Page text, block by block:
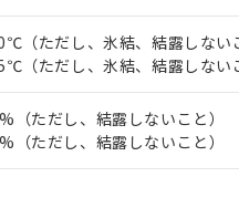
（ただし、氷結、結露しない
（ただし、氷結、結露しない
（ただし、結露しないこと）
（ただし、結露しないこと）
いただき、同意のうえご利用く
当社制御機器事業取扱商品の
標準価格照会結果は、記載し
された時点での実際の在庫お
および標準価格はお客様のお
：
銀(Hg) 1000ppm以下、 カドミウム(Cd)
以下、ポリ臭化ビフェニル類(PBB)
、フタル酸ジイソブチル (DIBP)
監視および制御機器に対する適用除外項
含有率が中国RoHSの基準値
。当社販売部門へお問い合わせ
値 (GB/T26572)：
銀) : 1000ppm、 Cd(カドミウム) :
、 PBBs(ポリ臭化ビフェニル類) :
1000ppm、 DIBP(フタル酸ジイソブチ
貴社製品のうち、外国為替お
を破棄する場合は、完全に破
を、核兵器、ミサイル、化学
いたしません。
の在庫あり